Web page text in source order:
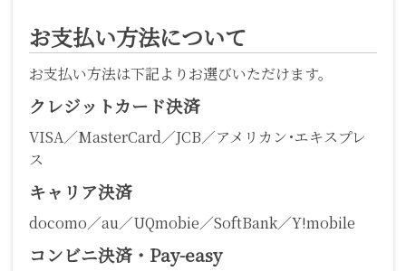
お支払い方法について
お支払い方法は下記よりお選びいただけます。
クレジットカード決済
VISA／MasterCard／JCB／アメリカン･エキスプレ
ス
キャリア決済
docomo／au／UQmobie／SoftBank／Y!mobile
コンビニ決済・Pay-easy